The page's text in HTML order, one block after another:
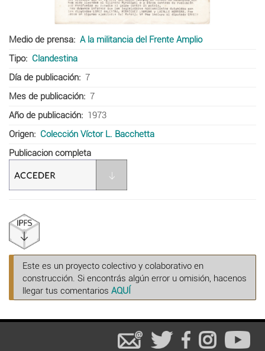
Medio de prensa
A la militancia del Frente Amplio
Tipo
Clandestina
Día de publicación
7
Mes de publicación
7
Año de publicación
1973
Origen
Colección Víctor L. Bacchetta
Publicacion completa
Este es un proyecto colectivo y colaborativo en
construcción. Si encontrás algún error u omisión, hacenos
llegar tus comentarios AQUÍ